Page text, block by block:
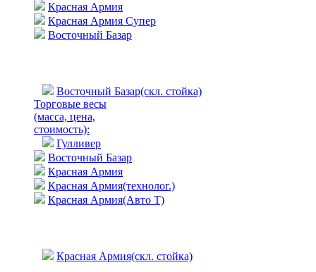
Красная Армия
Красная Армия Супер
Восточный Базар
Восточный Базар(скл. стойка)
Торговые весы
(масса, цена,
стоимость):
Гулливер
Восточный Базар
Красная Армия
Красная Армия(технолог.)
Красная Армия(Авто Т)
Красная Армия(скл. стойка)